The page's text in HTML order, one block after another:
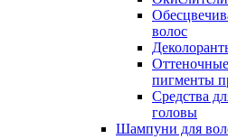
волос
пигменты
Средства
головы
Шампуни для